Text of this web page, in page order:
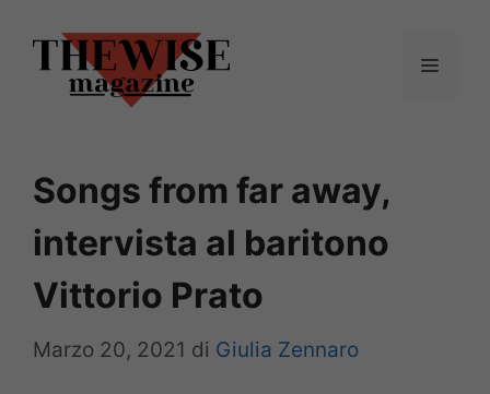
contenuto
Menu
Songs from far away,
intervista al baritono
Vittorio Prato
Marzo 20, 2021 di Giulia Zennaro